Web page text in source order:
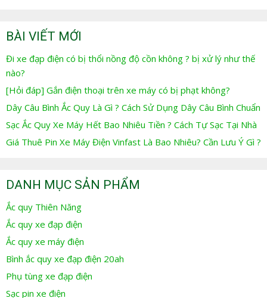
BÀI VIẾT MỚI
Đi xe đạp điện có bị thổi nồng độ cồn không ? bị xử lý như thế
nào?
[Hỏi đáp] Gắn điện thoại trên xe máy có bị phạt không?
Dây Câu Bình Ắc Quy Là Gì ? Cách Sử Dụng Dây Câu Bình Chuẩn
Sạc Ắc Quy Xe Máy Hết Bao Nhiêu Tiền ? Cách Tự Sạc Tại Nhà
Giá Thuê Pin Xe Máy Điện Vinfast Là Bao Nhiêu? Cần Lưu Ý Gì ?
DANH MỤC SẢN PHẨM
Ắc quy Thiên Năng
Ắc quy xe đạp điện
Ắc quy xe máy điện
Bình ắc quy xe đạp điện 20ah
Phụ tùng xe đạp điện
Sạc pin xe điện